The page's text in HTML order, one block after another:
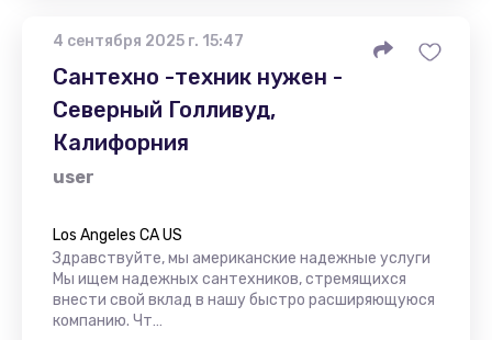
4 сентября 2025 г. 15:47
Сантехно -техник нужен -
Северный Голливуд,
Калифорния
user
Los Angeles CA US
Здравствуйте, мы американские надежные услуги
Мы ищем надежных сантехников, стремящихся
внести свой вклад в нашу быстро расширяющуюся
компанию. Чт…